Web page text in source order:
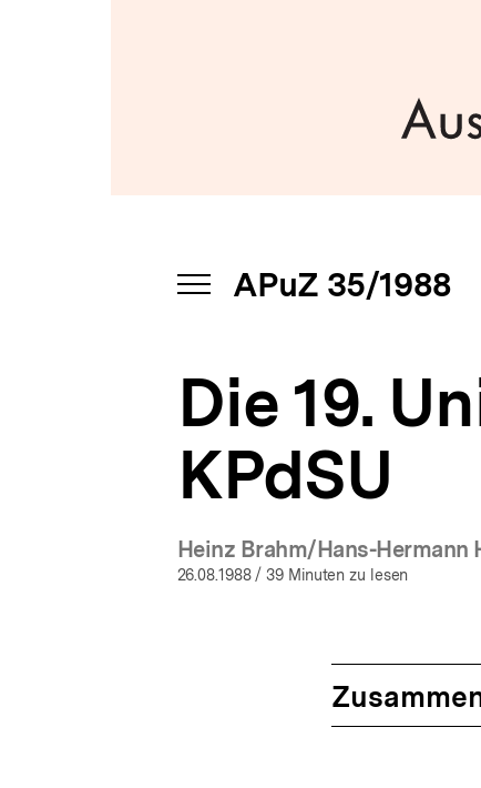
INHALTSNAVIGATION
APuZ 35/1988
Die 19.
KPdSU
Heinz Brahm/Hans-Hermann
(Mehr
26.08.1988/ 39 Minuten zu lesen